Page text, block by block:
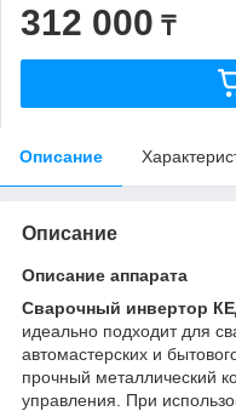
312 000 ₸
Описание
Описание
Описание аппарата
Сварочный инвертор
идеально подходит для
автомастерских и
прочный металлический
управления. При